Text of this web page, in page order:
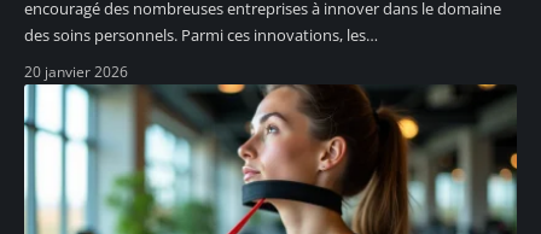
encouragé des nombreuses entreprises à innover dans le domaine
des soins personnels. Parmi ces innovations, les…
20 janvier 2026